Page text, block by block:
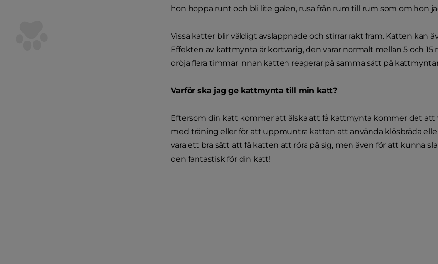
hon hoppa runt och bli lite galen, rusa från rum till rum som om hon
Vissa katter blir väldigt avslappnade och stirrar rakt fram. Katten kan
Effekten av kattmynta är kortvarig, den varar normalt mellan 5 och
dröja flera timmar innan katten reagerar på samma sätt på
Varför ska jag ge kattmynta till min katt?
Eftersom din katt kommer att älska att få kattmynta kommer det att
med träning eller för att uppmuntra katten att använda klösbräda
vara ett bra sätt att få katten att röra på sig, men även för att kunna
den fantastisk för din katt!